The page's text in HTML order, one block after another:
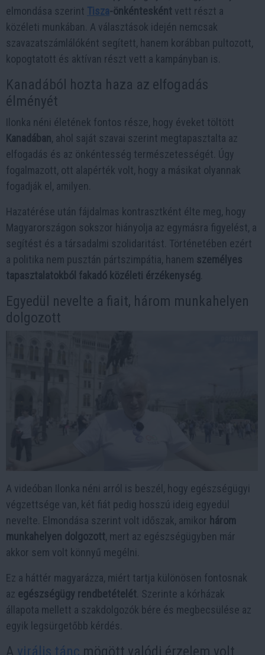
elmondása szerint Tisza-önkéntesként vett részt a
közéleti munkában. A választások idején nemcsak
szavazatszámlálóként segített, hanem korábban pultozott,
kopogtatott és aktívan részt vett a kampányban is.
Kanadából hozta haza az elfogadás
élményét
Ilonka néni életének fontos része, hogy éveket töltött
Kanadában, ahol saját szavai szerint megtapasztalta az
elfogadás és az önkéntesség természetességét. Úgy
fogalmazott, ott alapérték volt, hogy a másikat olyannak
fogadják el, amilyen.
Hazatérése után fájdalmas kontrasztként élte meg, hogy
Magyarországon sokszor hiányolja az egymásra figyelést, a
segítést és a társadalmi szolidaritást. Történetében ezért
a politika nem pusztán pártszimpátia, hanem személyes
tapasztalatokból fakadó közéleti érzékenység
Egyedül nevelte a fiait, három munkahelyen
dolgozott
A videóban Ilonka néni arról is beszél, hogy egészségügyi
végzettsége van, két fiát pedig hosszú ideig egyedül
nevelte. Elmondása szerint volt időszak, amikor három
munkahelyen dolgozott, mert az egészségügyben már
akkor sem volt könnyű megélni.
Ez a háttér magyarázza, miért tartja különösen fontosnak
az egészségügy rendbetételét . Szerinte a kórházak
állapota mellett a szakdolgozók bére és megbecsülése az
egyik legsürgetőbb kérdés.
A virális tánc mögött valódi érzelem volt